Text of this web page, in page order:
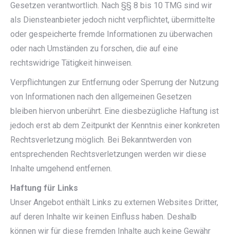
Gesetzen verantwortlich. Nach §§ 8 bis 10 TMG sind wir
als Diensteanbieter jedoch nicht verpflichtet, übermittelte
oder gespeicherte fremde Informationen zu überwachen
oder nach Umständen zu forschen, die auf eine
rechtswidrige Tätigkeit hinweisen.
Verpflichtungen zur Entfernung oder Sperrung der Nutzung
von Informationen nach den allgemeinen Gesetzen
bleiben hiervon unberührt. Eine diesbezügliche Haftung ist
jedoch erst ab dem Zeitpunkt der Kenntnis einer konkreten
Rechtsverletzung möglich. Bei Bekanntwerden von
entsprechenden Rechtsverletzungen werden wir diese
Inhalte umgehend entfernen.
Haftung für Links
Unser Angebot enthält Links zu externen Websites Dritter,
auf deren Inhalte wir keinen Einfluss haben. Deshalb
können wir für diese fremden Inhalte auch keine Gewähr